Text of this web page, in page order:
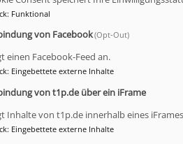
Mengersdorf
Hummelgau
: Funktional
von Facebook(Opt-Out)
einen Facebook-Feed an.
: Eingebettete externe Inhalte
von t1p.de über ein iFrame
Inhalte von t1p.de innerhalb eines
: Eingebettete externe Inhalte